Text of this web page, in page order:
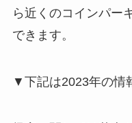
ら近くのコインパー
できます。
▼下記は2023年の情